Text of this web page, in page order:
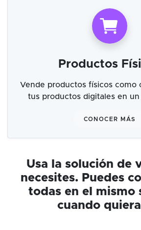
Productos
Vende productos físicos como
tus productos digitales en
CONOCER MÁS
Usa la solución de
necesites. Puedes
todas en el mismo
cuando